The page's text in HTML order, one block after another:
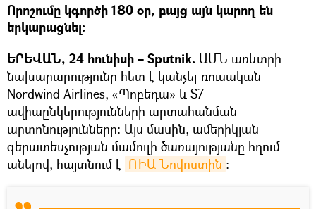
Որոշումը կգործի 180 օր, բայց այն կարող են
երկարացնել։
ԵՐԵՎԱՆ, 24 հունիսի – Sputnik. ԱՄՆ առևտրի
նախարարությունը հետ է կանչել ռուսական
Nordwind Airlines, «Պոբեդա» և S7
ավիաընկերությունների արտահանման
արտոնությունները։ Այս մասին, ամերիկյան
գերատեսչության մամուլի ծառայությանը հղում
անելով, հայտնում է ՌԻԱ Նովոստին ։